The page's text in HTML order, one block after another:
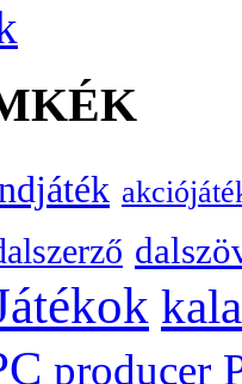
producer